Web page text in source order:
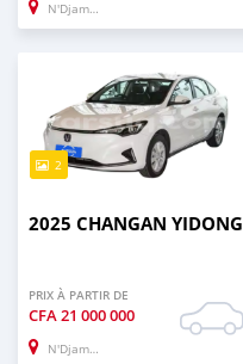
N'Djamena
2
2025 CHANGAN YIDONG
PRIX À PARTIR DE
CFA 21 000 000
N'Djamena